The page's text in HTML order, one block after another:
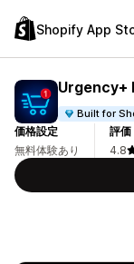
Shopify App
Urgency+
Built for
価格設定
無料体験あり
評価
4.8